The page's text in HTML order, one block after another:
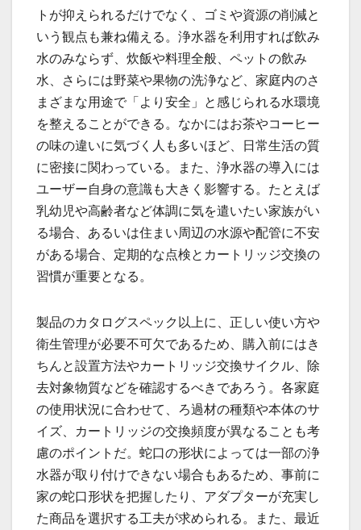
トが抑えられるだけでなく、ゴミや資源の削減と
いう観点も兼ね備える。浄水器を利用すれば飲み
水のみならず、炊飯や料理全般、ペットの飲み
水、さらには野菜や果物の洗浄など、家庭内のさ
まざまな用途で「より安全」と感じられる水環境
を整えることができる。なかにはお茶やコーヒー
の味の違いに気づく人も多いほど、日常生活の質
に密接に関わっている。また、浄水器の導入には
ユーザー自身の意識も大きく影響する。たとえば
乳幼児や高齢者など体調に気を遣いたい家族がい
る場合、あるいは住まい周辺の水源や配管に不安
がある場合、定期的な点検とカートリッジ交換の
習慣が重要となる。
製品のカタログスペック以上に、正しい使い方や
衛生管理が必要不可欠であるため、購入前にはき
ちんと設置方法やカートリッジ交換サイクル、除
去対象物質などを確認するべきであろう。各家庭
の使用状況に合わせて、ろ過材の種類や本体のサ
イズ、カートリッジの交換頻度が異なることも考
慮のポイントだ。蛇口の形状によっては一部の浄
水器が取り付けできない場合もあるため、事前に
家の蛇口形状を把握したり、アダプターが充実し
た商品を選択する工夫が求められる。また、最近